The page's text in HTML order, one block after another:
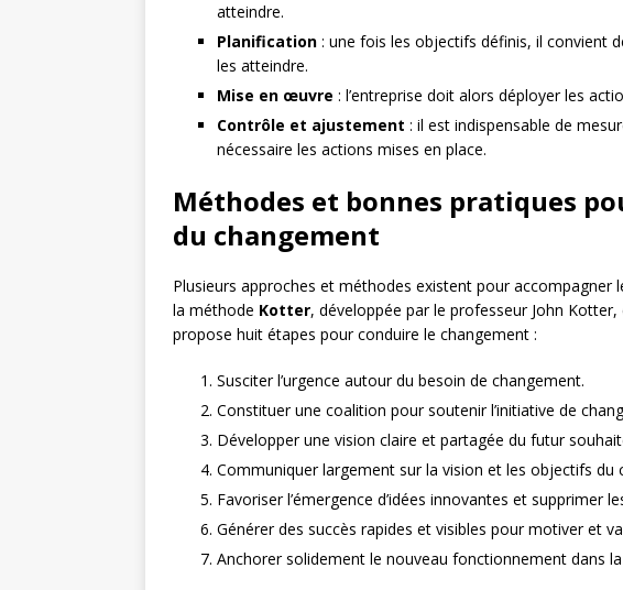
atteindre.
Planification : une fois les objectifs définis, il convient
les atteindre.
Mise en œuvre : l’entreprise doit alors déployer les
Contrôle et ajustement : il est indispensable de
nécessaire les actions mises en place.
Méthodes et bonnes pratiques
du changement
Plusieurs approches et méthodes existent pour accompagner
la méthode Kotter, développée par le professeur John
propose huit étapes pour conduire le changement :
Susciter l’urgence autour du besoin de changement.
Constituer une coalition pour soutenir l’initiative de
Développer une vision claire et partagée du futur
Communiquer largement sur la vision et les objectifs du
Favoriser l’émergence d’idées innovantes et supprimer
Générer des succès rapides et visibles pour motiver et
Anchorer solidement le nouveau fonctionnement dans la